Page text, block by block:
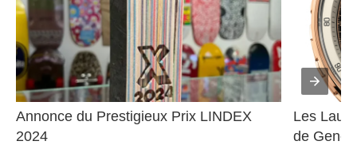
Annonce du Prestigieux Prix LINDEX
2024
Les
de